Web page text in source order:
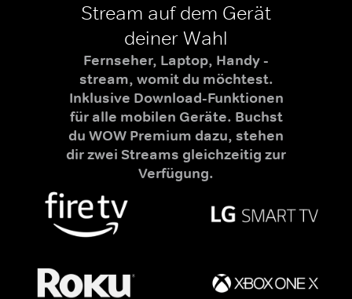
Stream auf dem Gerät
deiner Wahl
Fernseher, Laptop, Handy -
stream, womit du möchtest.
Inklusive Download-Funktionen
für alle mobilen Geräte. Buchst
du WOW Premium dazu, stehen
dir zwei Streams gleichzeitig zur
Verfügung.